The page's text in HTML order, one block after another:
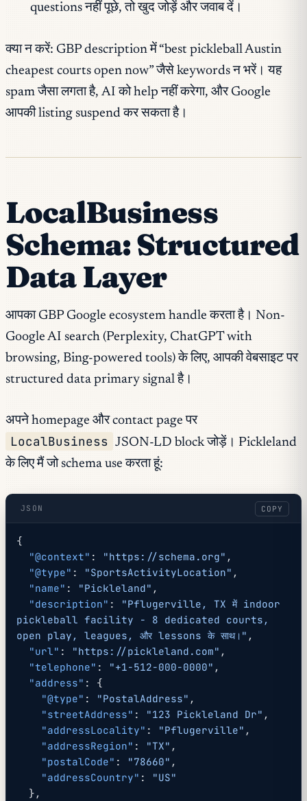
questions नहीं पूछे, तो खुद जोड़ें और जवाब दें।
क्या न करें: GBP description में “best pickleball Austin
cheapest courts open now” जैसे keywords न भरें। यह
spam जैसा लगता है, AI को help नहीं करेगा, और Google
आपकी listing suspend कर सकता है।
LocalBusiness
Schema: Structured
Data Layer
आपका GBP Google ecosystem handle करता है। Non-
Google AI search (Perplexity, ChatGPT with
browsing, Bing-powered tools) के लिए, आपकी वेबसाइट पर
structured data primary signal है।
अपने homepage और contact page पर
LocalBusiness JSON-LD block जोड़ें। Pickleland
के लिए मैं जो schema use करता हूं:
JSON COPY
{
  "@context"
: "https://schema.org" ,
  "@type"
: "SportsActivityLocation" ,
  "name"
: "Pickleland" ,
  "description"
: "Pflugerville, TX में indoor
pickleball facility - 8 dedicated courts,
open play, leagues, और lessons के साथ।" ,
  "url"
: "https://pickleland.com" ,
  "telephone"
: "+1-512-000-0000" ,
  "address"
: {
    "@type"
: "PostalAddress" ,
    "streetAddress"
: "123 Pickleland Dr" ,
    "addressLocality"
: "Pflugerville" ,
    "addressRegion"
: "TX" ,
    "postalCode"
: "78660" ,
    "addressCountry"
: "US"
  },